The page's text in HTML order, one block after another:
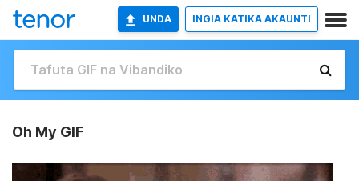
UNDA INGIA KATIKA AKAUNTI
Oh My GIF